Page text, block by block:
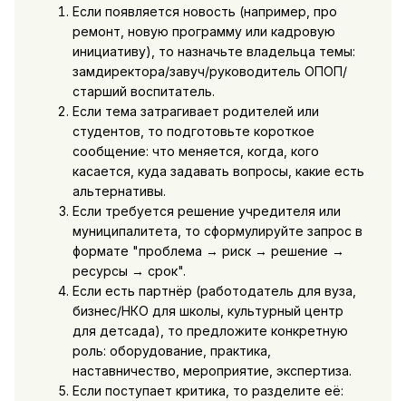
Если появляется новость (например, про
ремонт, новую программу или кадровую
инициативу), то назначьте владельца темы:
замдиректора/завуч/руководитель ОПОП/
старший воспитатель.
Если тема затрагивает родителей или
студентов, то подготовьте короткое
сообщение: что меняется, когда, кого
касается, куда задавать вопросы, какие есть
альтернативы.
Если требуется решение учредителя или
муниципалитета, то сформулируйте запрос в
формате "проблема → риск → решение →
ресурсы → срок".
Если есть партнёр (работодатель для вуза,
бизнес/НКО для школы, культурный центр
для детсада), то предложите конкретную
роль: оборудование, практика,
наставничество, мероприятие, экспертиза.
Если поступает критика, то разделите её: